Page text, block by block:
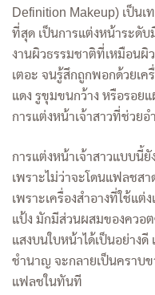
Definition Makeup) เป็น
ที่สุด เป็นการแต่งหน้าระดับ
งานผิวธรรมชาติที่เหมือนผิ
เตอะ จนรู้สึกถูกพอกด้วยเค
แดง รูขุมขนกว้าง หรือรอย
การแต่งหน้าเจ้าสาวที่ช่วยอ
การแต่งหน้าเจ้าสาวแบบนี้
เพราะไม่ว่าจะโดนแฟลชส
เพราะเครื่องสำอางที่ใช้แ
แป้ง มักมีส่วนผสมของควอ
แสงบนใบหน้าได้เป็นอย่าง
ชำนาญ จะกลายเป็นคราบ
แฟลชในทันที